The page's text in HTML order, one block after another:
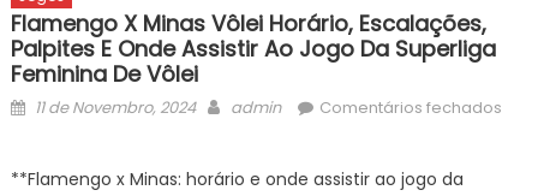
Flamengo X Minas Vôlei Horário, Escalações,
Palpites E Onde Assistir Ao Jogo Da Superliga
Feminina De Vôlei
Posted
11 de Novembro, 2024 Author
admin Comentários fechadosem
**Flamengo x Minas: horário e onde assistir ao jogo da